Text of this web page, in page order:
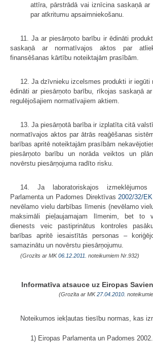
attīra, pārstrādā vai iznīcina saskaņā ar
par atkritumu apsaimniekošanu.
11. Ja ar piesārņoto barību ir ēdināti
saskaņā ar normatīvajos aktos par
finansēšanas kārtību noteiktajām prasībām.
12. Ja dzīvnieku izcelsmes produkti ir
ēdināti ar piesārņoto barību, rīkojas saskaņā
regulējošajiem normatīvajiem aktiem.
13. Ja piesārņotā barība ir izplatīta citā
normatīvajos aktos par ātrās reaģēšanas
barības apritē noteiktajām prasībām
piesārņoto barību un norāda veiktos un
novērstu piesārņojuma radīto risku.
14. Ja laboratoriskajos izmeklējumos
Parlamenta un Padomes Direktīvas2002/32/EK
nevēlamo vielu darbības līmenis (nevēlamo
maksimāli pieļaujamajam līmenim, bet to
dienests veic pastiprinātus kontroles
barības apritē iesaistītās personas –
samazinātu un novērstu piesārņojumu.
(Grozīts ar MK06.12.2011. noteikumiem Nr.932)
Informatīva atsauce uz Eiropas
(Grozīta ar MK27.04.2010.
Noteikumos iekļautas tiesību normas, kas
1) Eiropas Parlamenta un Padomes